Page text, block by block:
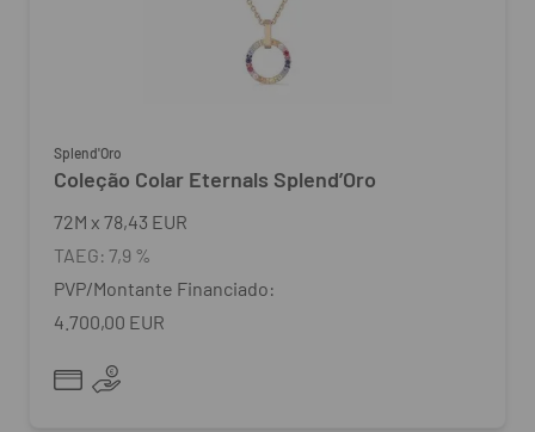
Splend'Oro
Coleção Colar Eternals Splend’Oro
72M x 78,43 EUR
TAEG: 7,9 %
PVP/Montante Financiado:
4.700,00 EUR